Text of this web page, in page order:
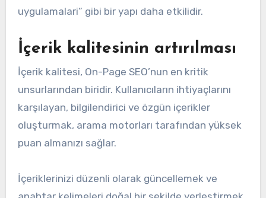
uygulamalari” gibi bir yapı daha etkilidir.
İçerik kalitesinin artırılması
İçerik kalitesi, On-Page SEO’nun en kritik
unsurlarından biridir. Kullanıcıların ihtiyaçlarını
karşılayan, bilgilendirici ve özgün içerikler
oluşturmak, arama motorları tarafından yüksek
puan almanızı sağlar.
İçeriklerinizi düzenli olarak güncellemek ve